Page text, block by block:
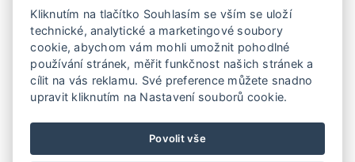
1 2
Kliknutím na tlačítko Souhlasím se vším se uloží
technické, analytické a marketingové soubory
cookie, abychom vám mohli umožnit pohodlné
používání stránek, měřit funkčnost našich stránek a
cílit na vás reklamu. Své preference můžete snadno
upravit kliknutím na Nastavení souborů cookie.
Povolit vše